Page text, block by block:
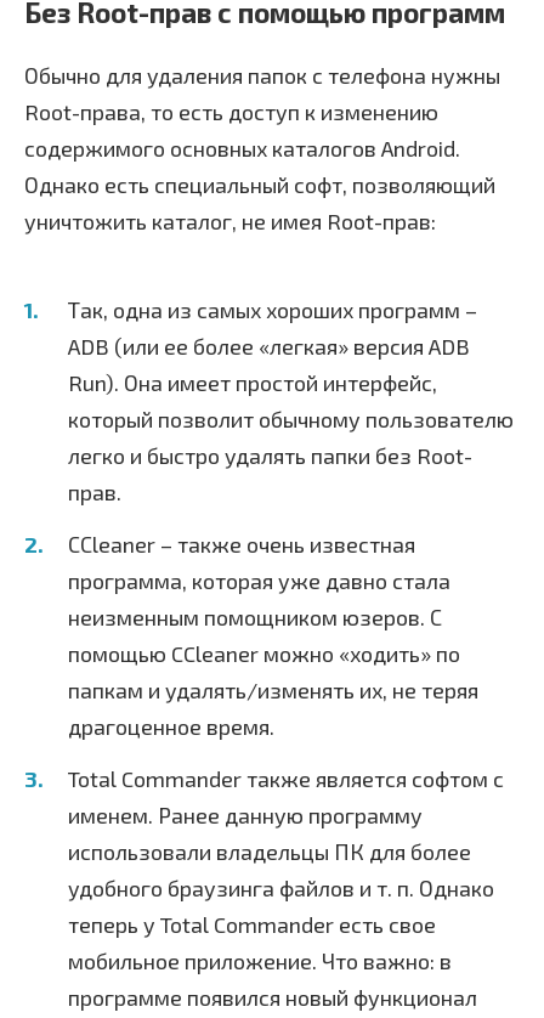
Без Root-прав с помощью программ
Обычно для удаления папок с телефона нужны
Root-права, то есть доступ к изменению
содержимого основных каталогов Android.
Однако есть специальный софт, позволяющий
уничтожить каталог, не имея Root-прав:
Так, одна из самых хороших программ –
ADB (или ее более «легкая» версия ADB
Run). Она имеет простой интерфейс,
который позволит обычному пользователю
легко и быстро удалять папки без Root-
прав.
ССleaner – также очень известная
программа, которая уже давно стала
неизменным помощником юзеров. С
помощью CCleaner можно «ходить» по
папкам и удалять/изменять их, не теряя
драгоценное время.
Total Commander также является софтом с
именем. Ранее данную программу
использовали владельцы ПК для более
удобного браузинга файлов и т. п. Однако
теперь у Total Commander есть свое
мобильное приложение. Что важно: в
программе появился новый функционал